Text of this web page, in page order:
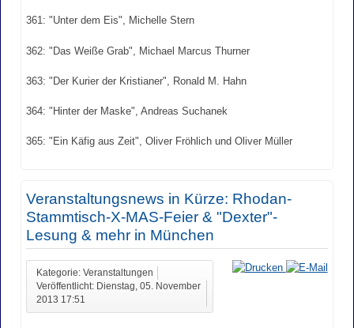
361: "Unter dem Eis", Michelle Stern
362: "Das Weiße Grab", Michael Marcus Thurner
363: "Der Kurier der Kristianer", Ronald M. Hahn
364: "Hinter der Maske", Andreas Suchanek
365: "Ein Käfig aus Zeit", Oliver Fröhlich und Oliver Müller
Veranstaltungsnews in Kürze: Rhodan-
Stammtisch-X-MAS-Feier & "Dexter"-
Lesung & mehr in München
Kategorie: Veranstaltungen
Veröffentlicht: Dienstag, 05. November
2013 17:51